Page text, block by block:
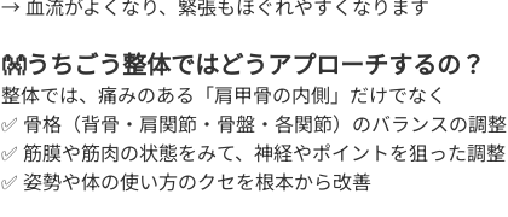
👐うちごう整体ではどうアプローチするの？
整体では、痛みのある「肩甲骨の内側」だけでなく
✅ 骨格（背骨・肩関節・骨盤・各関節）のバランスの調整
✅ 筋膜や筋肉の状態をみて、神経やポイントを狙った調整
✅ 姿勢や体の使い方のクセを根本から改善